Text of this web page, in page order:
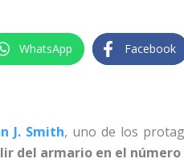
WhatsApp Facebook
J. Smith, uno de los
del armario en el